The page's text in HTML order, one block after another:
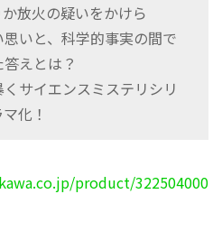
放火の疑いをかけら
いと、科学的事実の間で
えとは？
サイエンスミステリシリ
化！
product/322504000